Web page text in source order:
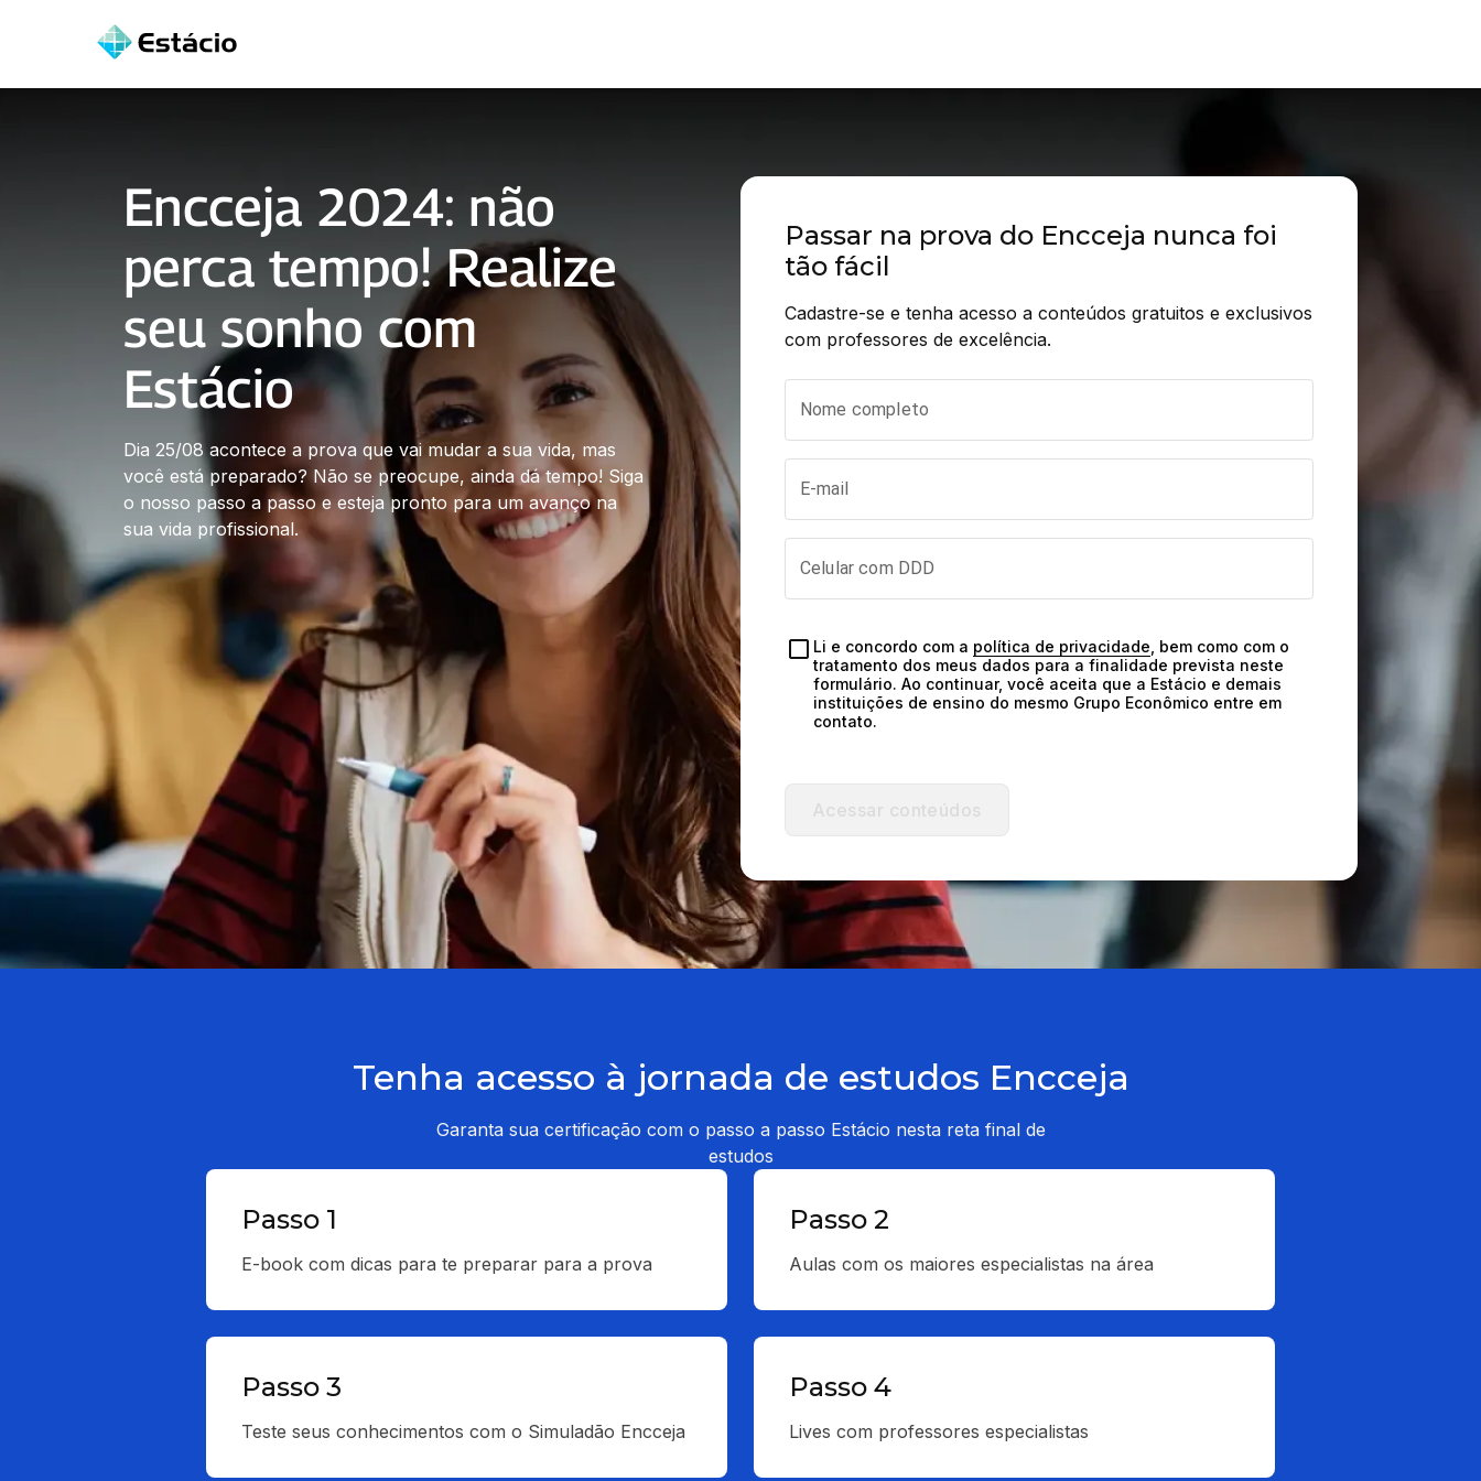
Encceja 2024: não
perca tempo! Realize
seu sonho com
Estácio
Dia 25/08 acontece a prova que vai mudar a sua vida, mas
você está preparado? Não se preocupe, ainda dá tempo! Siga
o nosso passo a passo e esteja pronto para um avanço na
sua vida profissional.
Passar na prova do Encceja nunca foi
tão fácil
Cadastre-se e tenha acesso a conteúdos gratuitos e exclusivos
com professores de excelência.
Nome completo
E-mail
Celular com DDD
Li e concordo com a política de privacidade , bem como com o
tratamento dos meus dados para a finalidade prevista neste
formulário. Ao continuar, você aceita que a Estácio e demais
instituições de ensino do mesmo Grupo Econômico entre em
contato.
Tenha acesso à jornada de estudos Encceja
Garanta sua certificação com o passo a passo Estácio nesta reta final de
estudos
Passo 1
E-book com dicas para te preparar para a prova
Passo 2
Aulas com os maiores especialistas na área
Passo 3
Teste seus conhecimentos com o Simuladão Encceja
Passo 4
Lives com professores especialistas